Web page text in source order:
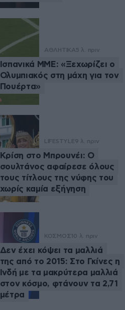
ΑΘΛΗΤΙΚΑ5 λ. πριν
Ισπανικά ΜΜΕ: «Ξεχωρίζει ο
Ολυμπιακός στη μάχη για τον
Πουέρτα»
LIFESTYLE9 λ. πριν
Κρίση στο Μπρουνέι: Ο
σουλτάνος αφαίρεσε όλους
τους τίτλους της νύφης του
χωρίς καμία εξήγηση
ΚΟΣΜΟΣ 10 λ. πριν
Δεν έχει κόψει τα μαλλιά
της από το 2015: Στο Γκίνες η
Ινδή με τα μακρύτερα μαλλιά
στον κόσμο, φτάνουν τα 2,71
μέτρα